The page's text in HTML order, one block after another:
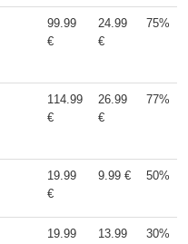
99.99
€
24.99
€
75%
114.99
€
26.99
€
77%
19.99
€
9.99 € 50%
19.99
13.99
30%